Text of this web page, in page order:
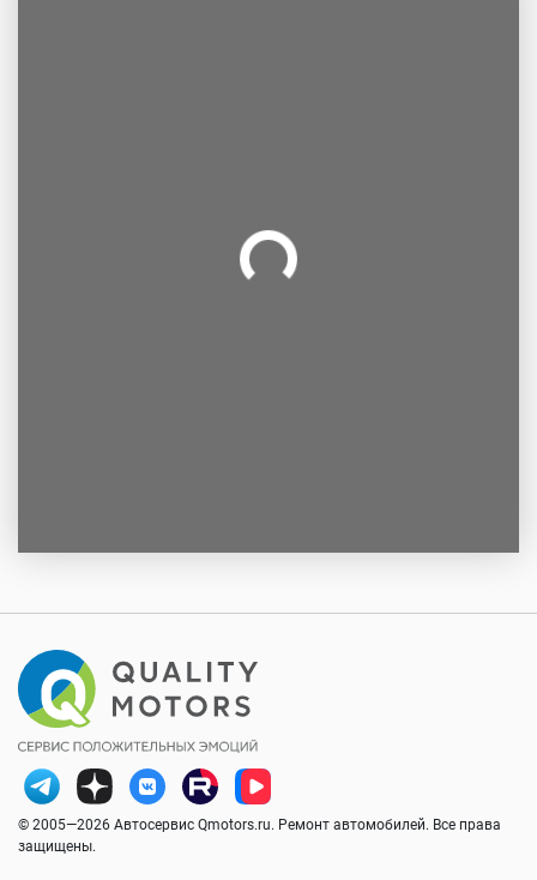
© 2005—2026 Автосервис Qmotors.ru. Ремонт автомобилей. Все права
защищены.